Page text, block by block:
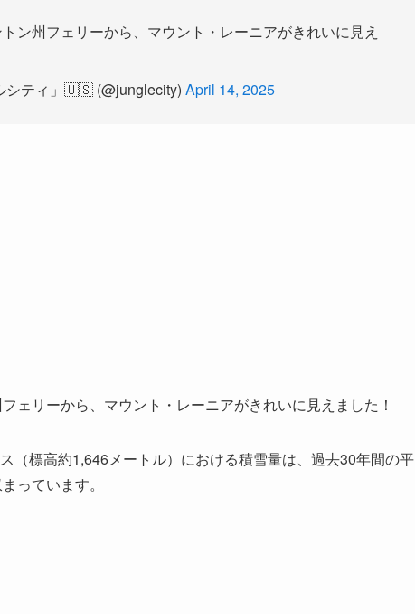
ン州フェリーから、マウント・レーニアがきれいに見え
シティ」🇺🇸 (@junglecity) April 14, 2025
ェリーから、マウント・レーニアがきれいに見えました！
（標高約1,646メートル）における積雪量は、過去30年間の平
っています。